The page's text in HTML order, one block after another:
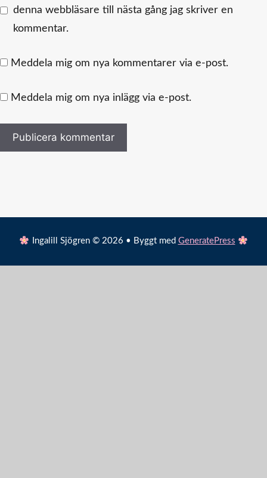
denna webbläsare till nästa gång jag skriver en
kommentar.
Meddela mig om nya kommentarer via e-post.
Meddela mig om nya inlägg via e-post.
Ingalill Sjögren © 2026 • Byggt med GeneratePress